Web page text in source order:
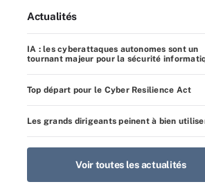
Actualités
IA : les cyberattaques autonomes sont un
tournant majeur pour la sécurité
Top départ pour le Cyber Resilience Act
Les grands dirigeants peinent à bien
Voir toutes les actualités